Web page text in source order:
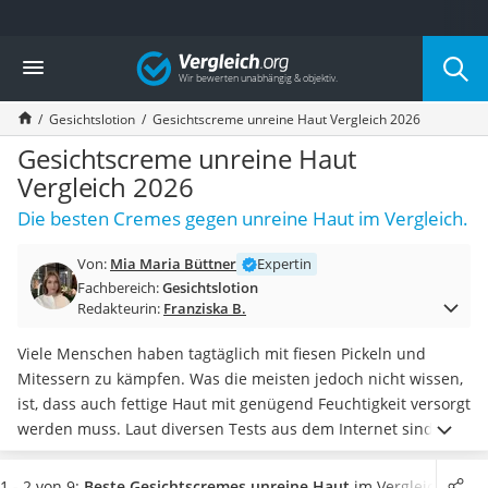
Die beliebtesten Vergleiche nach Kategorie
Drogerie
Inhalator
Haarschneider
Rollator
Braun Rasierer
Katzenklappe (Chip)
Rasierer
Massagepistole
Epilierer
Eiweißpulver
Magnesiumpräparat
Katzenklappe
Nackenmassagegerät
Zeckenschutz Katze
Vergleich
Gesichtslotion Gesichtscreme unreine Haut Vergleich 2026
Gesichtscreme unreine Haut
Vergleich 2026
Die besten Cremes gegen unreine Haut im Vergleich.
Von: Mia Maria Büttner
Expertin
Fachbereich:Gesichtslotion
Redakteurin: Franziska B.
Viele Menschen haben tagtäglich mit fiesen Pickeln und
Mitessern zu kämpfen. Was die meisten jedoch nicht wissen,
ist, dass auch fettige Haut mit genügend Feuchtigkeit versorgt
werden muss. Laut diversen Tests aus dem Internet sind
Gesichtscremesgegen unreine Haut der Schlüssel zu einem
besseren Hautbild. Denn die Cremes spenden nicht nur